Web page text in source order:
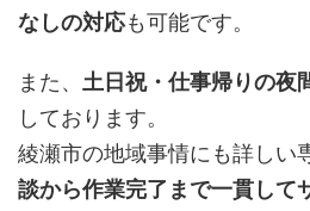
なしの対応も可能です。
また、 土日祝・仕事帰りの夜
しております。
綾瀬市の地域事情にも詳しい
談から作業完了まで一貫して